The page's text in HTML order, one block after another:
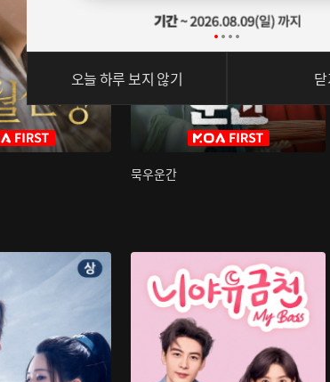
묵우운간
오늘 하루 보지 않기